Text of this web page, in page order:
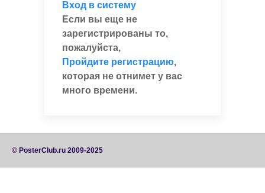
Вход в систему
Если вы еще не
зарегистрированы то,
пожалуйста,
Пройдите регистрацию,
которая не отнимет у вас
много времени.
© PosterClub.ru 2009-2025